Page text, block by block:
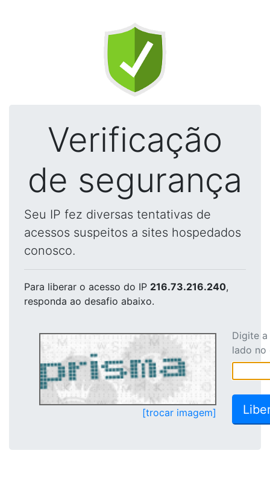
Verificação
de segurança
Seu IP fez diversas tentativas de
acessos suspeitos a sites hospedados
conosco.
Para liberar o acesso do IP 216.73.216.240,
responda ao desafio abaixo.
[trocar imagem]
Digite
lado no